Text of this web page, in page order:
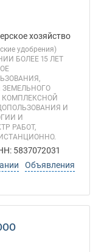
хозяйство
удобрения)
БОЛЕЕ 15 ЛЕТ
КОМПЛЕКСНОЙ
И
И
РАБОТ,
5837072031
Объявления